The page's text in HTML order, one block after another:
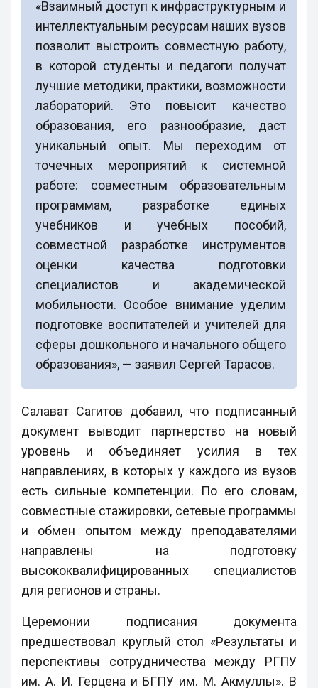
«Взаимный доступ к инфраструктурным и
интеллектуальным ресурсам наших вузов
позволит выстроить совместную работу,
в которой студенты и педагоги получат
лучшие методики, практики, возможности
лабораторий. Это повысит качество
образования, его разнообразие, даст
уникальный опыт. Мы переходим от
точечных мероприятий к системной
работе: совместным образовательным
программам, разработке единых
учебников и учебных пособий,
совместной разработке инструментов
оценки качества подготовки
специалистов и академической
мобильности. Особое внимание уделим
подготовке воспитателей и учителей для
сферы дошкольного и начального общего
образования», — заявил Сергей Тарасов.
Салават Сагитов добавил, что подписанный
документ выводит партнерство на новый
уровень и объединяет усилия в тех
направлениях, в которых у каждого из вузов
есть сильные компетенции. По его словам,
совместные стажировки, сетевые программы
и обмен опытом между преподавателями
направлены на подготовку
высококвалифицированных специалистов
для регионов и страны.
Церемонии подписания документа
предшествовал круглый стол «Результаты и
перспективы сотрудничества между РГПУ
им. А. И. Герцена и БГПУ им. М. Акмуллы». В